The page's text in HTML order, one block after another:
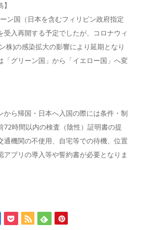
ン国（日本を含むフィリピン政府指定
受入再開する予定でしたが、コロナウィ
株)の感染拡大の影響により延期となり
「グリーン国」から「イエロー国」へ変
から帰国・日本へ入国の際には条件・制
72時間以内の検査（陰性）証明書の提
通機関の不使用、自宅等での待機、位置
アプリの導入等や誓約書が必要となりま